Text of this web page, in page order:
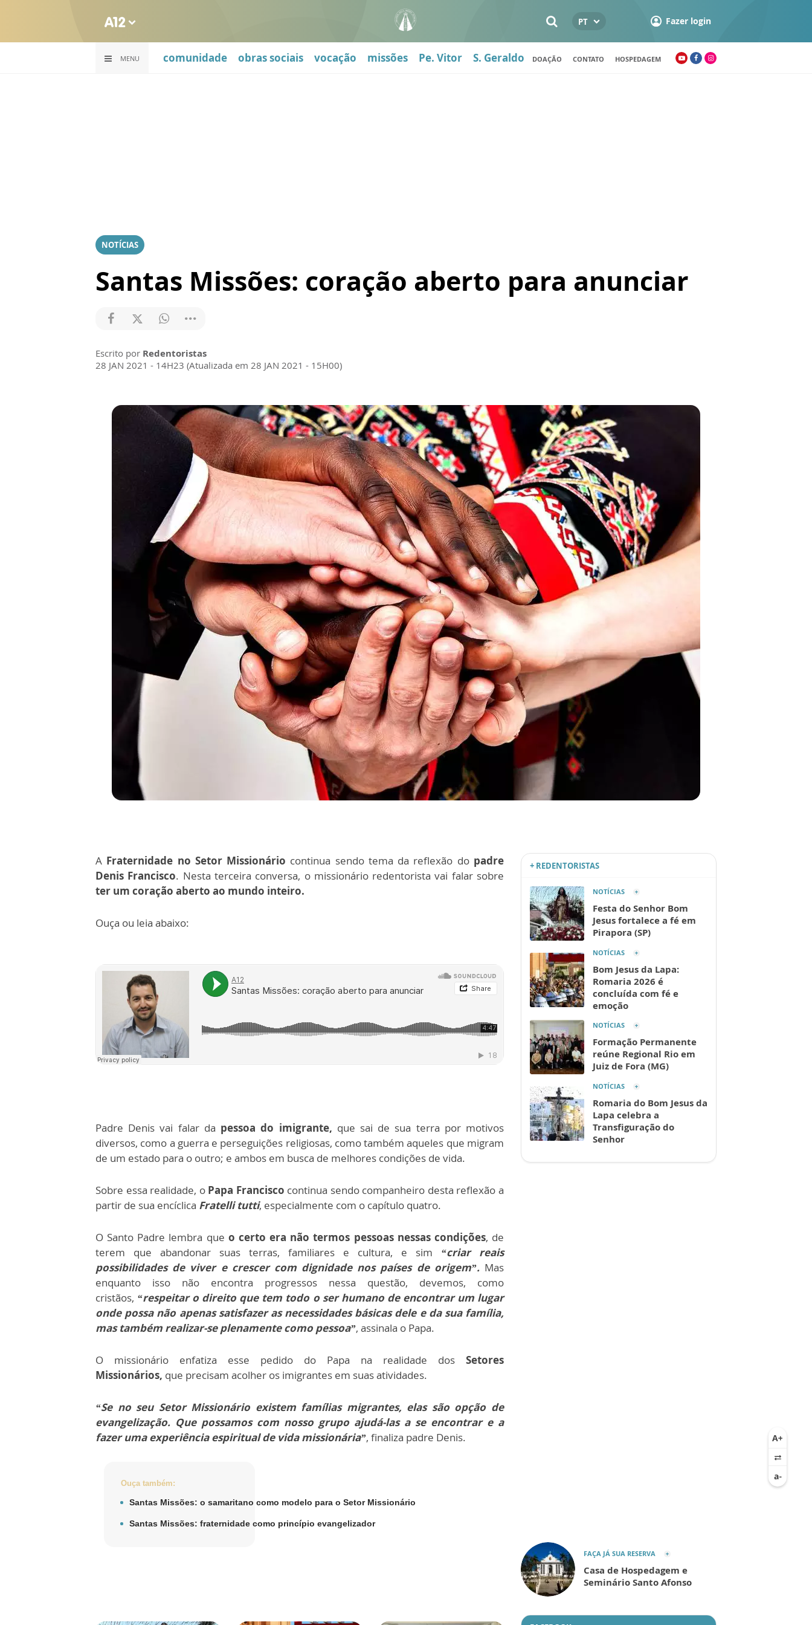
PT Fazer login
MENU comunidade obras sociais vocação missões Pe. Vitor S. Geraldo DOAÇÃO CONTATO HOSPEDAGEM
NOTÍCIAS
Santas Missões: coração aberto para anunciar
Escrito por Redentoristas
28 JAN 2021 - 14H23 (Atualizada em 28 JAN 2021 - 15H00)
A Fraternidade no Setor Missionário continua sendo tema da reflexão do padre
Denis Francisco. Nesta terceira conversa, o missionário redentorista vai falar sobre
ter um coração aberto ao mundo inteiro.
Ouça ou leia abaixo:
Padre Denis vai falar da pessoa do imigrante, que sai de sua terra por motivos
diversos, como a guerra e perseguições religiosas, como também aqueles que migram
de um estado para o outro; e ambos em busca de melhores condições de vida.
Sobre essa realidade, o Papa Francisco continua sendo companheiro desta reflexão a
partir de sua encíclica Fratelli tutti, especialmente com o capítulo quatro.
O Santo Padre lembra que o certo era não termos pessoas nessas condições, de
terem que abandonar suas terras, familiares e cultura, e sim “criar reais
possibilidades de viver e crescer com dignidade nos países de origem”.Mas
enquanto isso não encontra progressos nessa questão, devemos, como
cristãos, “respeitar o direito que tem todo o ser humano de encontrar um lugar
onde possa não apenas satisfazer as necessidades básicas dele e da sua família,
mas também realizar-se plenamente como pessoa”, assinala o Papa.
O missionário enfatiza esse pedido do Papa na realidade dos Setores
Missionários, que precisam acolher os imigrantes em suas atividades.
“Se no seu Setor Missionário existem famílias migrantes, elas são opção de
evangelização. Que possamos com nosso grupo ajudá-las a se encontrar e a
fazer uma experiência espiritual de vida missionária”, finaliza padre Denis.
Ouça também:
Santas Missões: o samaritano como modelo para o Setor Missionário
Santas Missões: fraternidade como princípio evangelizador
FAÇA JÁ SUA RESERVA
Casa de Hospedagem e
Seminário Santo Afonso
+ REDENTORISTAS
NOTÍCIAS
Festa do Senhor Bom
Jesus fortalece a fé em
Pirapora (SP)
NOTÍCIAS
Bom Jesus da Lapa:
Romaria 2026 é
concluída com fé e
emoção
NOTÍCIAS
Formação Permanente
reúne Regional Rio em
Juiz de Fora (MG)
NOTÍCIAS
Romaria do Bom Jesus da
Lapa celebra a
Transfiguração do
Senhor